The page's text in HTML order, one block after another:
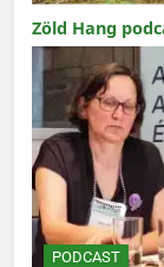
Zöld Hang
PODCAST